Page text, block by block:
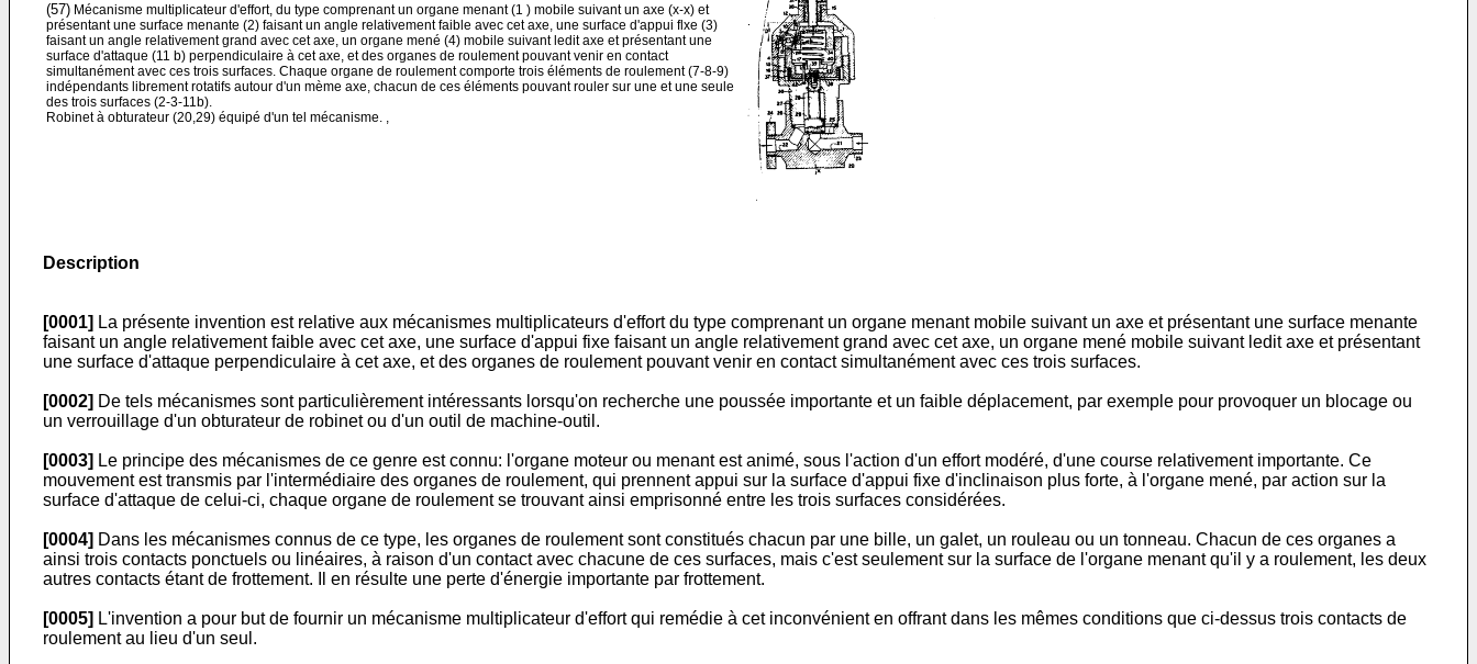
(57) Mécanisme multiplicateur d'effort, du type comprenant un organe menant (1 ) mobile suivant un axe (x-x) et
présentant une surface menante (2) faisant un angle relativement faible avec cet axe, une surface d'appui flxe (3)
faisant un angle relativement grand avec cet axe, un organe mené (4) mobile suivant ledit axe et présentant une
surface d'attaque (11 b) perpendiculaire à cet axe, et des organes de roulement pouvant venir en contact
simultanément avec ces trois surfaces. Chaque organe de roulement comporte trois éléments de roulement (7-8-9)
indépendants librement rotatifs autour d'un mème axe, chacun de ces éléments pouvant rouler sur une et une seule
des trois surfaces (2-3-11b).
Robinet à obturateur (20,29) équipé d'un tel mécanisme. ,
Description
[0001] La présente invention est relative aux mécanismes multiplicateurs d'effort du type comprenant un organe menant mobile suivant un axe et présentant une surface menante
faisant un angle relativement faible avec cet axe, une surface d'appui fixe faisant un angle relativement grand avec cet axe, un organe mené mobile suivant ledit axe et présentant
une surface d'attaque perpendiculaire à cet axe, et des organes de roulement pouvant venir en contact simultanément avec ces trois surfaces.
[0002] De tels mécanismes sont particulièrement intéressants lorsqu'on recherche une poussée importante et un faible déplacement, par exemple pour provoquer un blocage ou
un verrouillage d'un obturateur de robinet ou d'un outil de machine-outil.
[0003] Le principe des mécanismes de ce genre est connu: l'organe moteur ou menant est animé, sous l'action d'un effort modéré, d'une course relativement importante. Ce
mouvement est transmis par l'intermédiaire des organes de roulement, qui prennent appui sur la surface d'appui fixe d'inclinaison plus forte, à l'organe mené, par action sur la
surface d'attaque de celui-ci, chaque organe de roulement se trouvant ainsi emprisonné entre les trois surfaces considérées.
[0004] Dans les mécanismes connus de ce type, les organes de roulement sont constitués chacun par une bille, un galet, un rouleau ou un tonneau. Chacun de ces organes a
ainsi trois contacts ponctuels ou linéaires, à raison d'un contact avec chacune de ces surfaces, mais c'est seulement sur la surface de l'organe menant qu'il y a roulement, les deux
autres contacts étant de frottement. Il en résulte une perte d'énergie importante par frottement.
[0005] L'invention a pour but de fournir un mécanisme multiplicateur d'effort qui remédie à cet inconvénient en offrant dans les mêmes conditions que ci-dessus trois contacts de
roulement au lieu d'un seul.